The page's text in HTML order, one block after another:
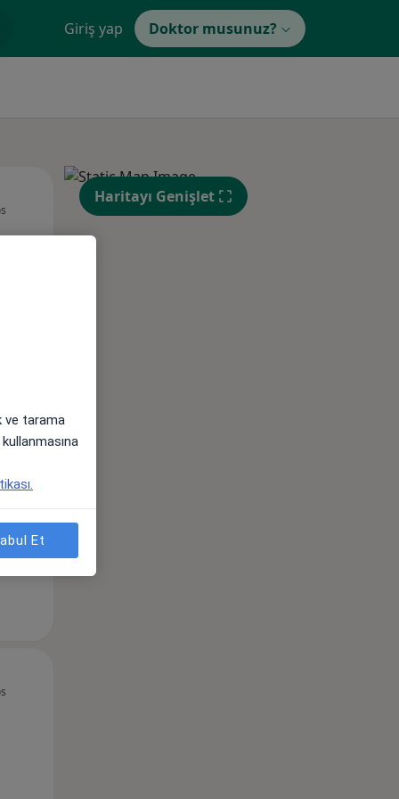
Giriş yap Doktor musunuz?
11 Ağustos
Çar,
12 Ağustos
Per,
13 Ağustos
Sal,
Haritayı Genişlet
ve tarama
Et